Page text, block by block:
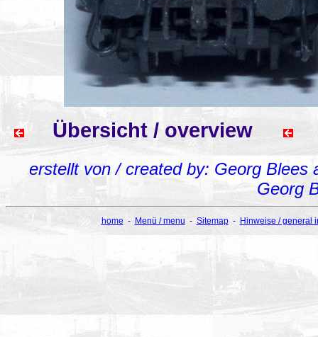
Übersicht / overview
erstellt von / created by: Georg Blees
Georg
home- Menü / menu - Sitemap- Hinweise / general